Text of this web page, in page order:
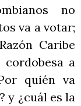
no
va a votar;
Caribe
a
quién va
y ¿cuál es la